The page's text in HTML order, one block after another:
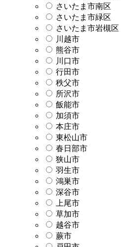
さいたま市南区
さいたま市緑区
さいたま市岩槻区
川越市
熊谷市
川口市
行田市
秩父市
所沢市
飯能市
加須市
本庄市
東松山市
春日部市
狭山市
羽生市
鴻巣市
深谷市
上尾市
草加市
越谷市
蕨市